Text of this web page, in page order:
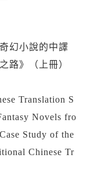
幻小說的中譯
路》（上冊）
Translation S
Novels fro
Study of the
Chinese Tr